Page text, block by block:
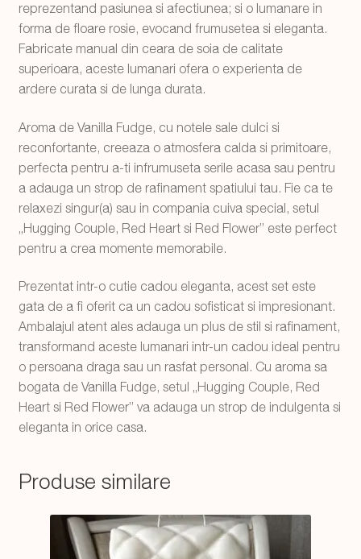
reprezentand pasiunea si afectiunea; si o lumanare in
forma de floare rosie, evocand frumusetea si eleganta.
Fabricate manual din ceara de soia de calitate
superioara, aceste lumanari ofera o experienta de
ardere curata si de lunga durata.
Aroma de Vanilla Fudge, cu notele sale dulci si
reconfortante, creeaza o atmosfera calda si primitoare,
perfecta pentru a-ti infrumuseta serile acasa sau pentru
a adauga un strop de rafinament spatiului tau. Fie ca te
relaxezi singur(a) sau in compania cuiva special, setul
„Hugging Couple, Red Heart si Red Flower” este perfect
pentru a crea momente memorabile.
Prezentat intr-o cutie cadou eleganta, acest set este
gata de a fi oferit ca un cadou sofisticat si impresionant.
Ambalajul atent ales adauga un plus de stil si rafinament,
transformand aceste lumanari intr-un cadou ideal pentru
o persoana draga sau un rasfat personal. Cu aroma sa
bogata de Vanilla Fudge, setul „Hugging Couple, Red
Heart si Red Flower” va adauga un strop de indulgenta si
eleganta in orice casa.
Produse similare